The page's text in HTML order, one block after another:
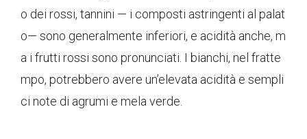
o dei rossi, tannini — i composti astringenti al palat
o— sono generalmente inferiori, e acidità anche, m
a i frutti rossi sono pronunciati. I bianchi, nel fratte
mpo, potrebbero avere un’elevata acidità e sempli
ci note di agrumi e mela verde.